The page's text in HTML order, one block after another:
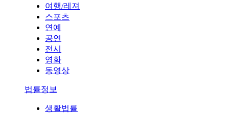
여행/레져
스포츠
연예
공연
전시
영화
동영상
법률정보
생활법률